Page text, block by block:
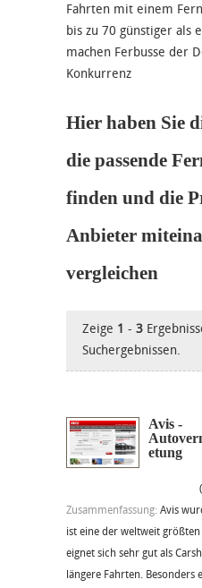
Fahrten mit einem
bis zu 70 günstiger als
machen Ferbusse der
Konkurrenz
Hier haben Sie
die passende
finden und die
Anbieter
vergleichen
Zeige 1 - 3
Suchergebnissen.
Avis -
etung
Zusammenfassung: Avis
ist eine der weltweit
eignet sich sehr gut als
längere Fahrten. Besonders